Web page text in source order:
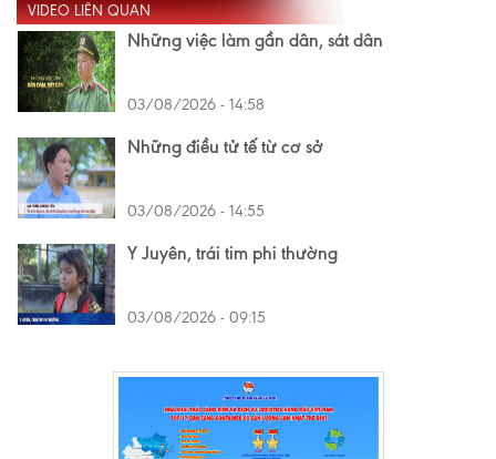
VIDEO LIÊN QUAN
Những việc làm gần dân, sát dân
03/08/2026 - 14:58
Những điều tử tế từ cơ sở
03/08/2026 - 14:55
Y Juyên, trái tim phi thường
03/08/2026 - 09:15